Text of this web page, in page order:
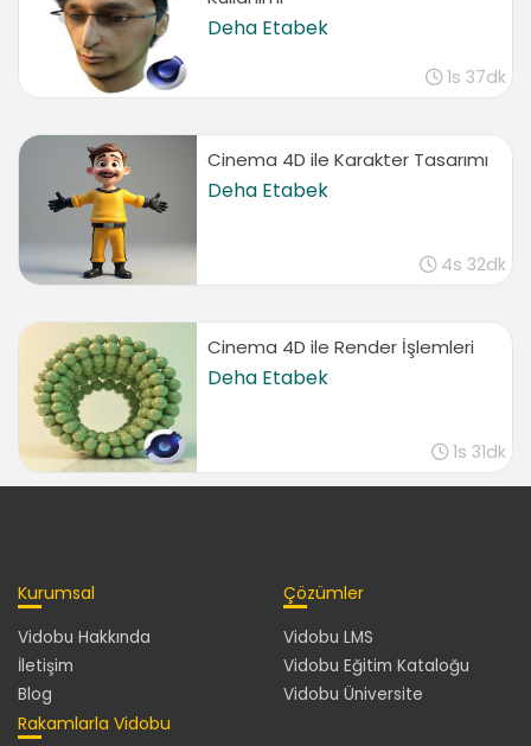
Yapılan değişiklikleri bake yapmak
05:24
Sonuç
Sonuç
00:10
Deha Etabek
1s 37dk
Cinema 4D ile Karakter Tasarımı
Deha Etabek
4s 32dk
Cinema 4D ile Render İşlemleri
Deha Etabek
1s 31dk
Kurumsal
Vidobu Hakkında
İletişim
Blog
Çözümler
Vidobu LMS
Vidobu Eğitim Kataloğu
Vidobu Üniversite
Rakamlarla Vidobu